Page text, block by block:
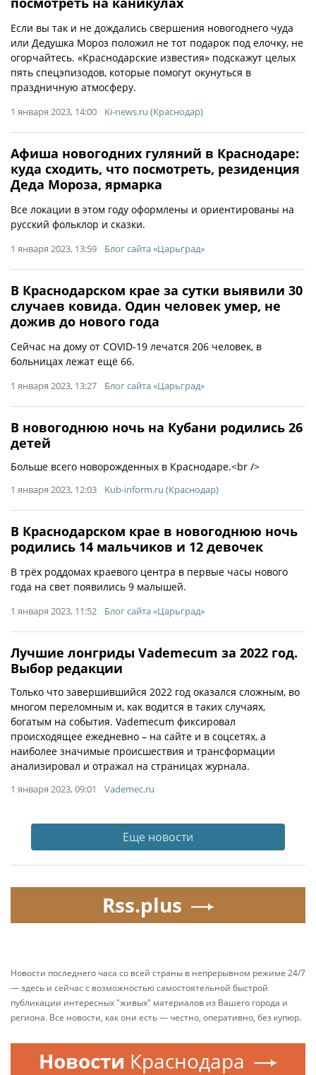
Если вы так и не дождались свершения новогоднего чуда
или Дедушка Мороз положил не тот подарок под елочку, не
огорчайтесь. «Краснодарские известия» подскажут целых
пять спецэпизодов, которые помогут окунуться в
праздничную атмосферу.
1 января 2023, 14:00 Ki-news.ru (Краснодар)
Афиша новогодних гуляний в Краснодаре:
куда сходить, что посмотреть, резиденция
Деда Мороза, ярмарка
Все локации в этом году оформлены и ориентированы на
русский фольклор и сказки.
1 января 2023, 13:59 Блог сайта «Царьград»
В Краснодарском крае за сутки выявили 30
случаев ковида. Один человек умер, не
дожив до нового года
Сейчас на дому от COVID-19 лечатся 206 человек, в
больницах лежат ещё 66.
1 января 2023, 13:27 Блог сайта «Царьград»
В новогоднюю ночь на Кубани родились 26
детей
Больше всего новорожденных в Краснодаре.<br />
1 января 2023, 12:03 Kub-inform.ru (Краснодар)
В Краснодарском крае в новогоднюю ночь
родились 14 мальчиков и 12 девочек
В трёх роддомах краевого центра в первые часы нового
года на свет появились 9 малышей.
1 января 2023, 11:52 Блог сайта «Царьград»
Лучшие лонгриды Vademecum за 2022 год.
Выбор редакции
Только что завершившийся 2022 год оказался сложным, во
многом переломным и, как водится в таких случаях,
богатым на события. Vademecum фиксировал
происходящее ежедневно – на сайте и в соцсетях, а
наиболее значимые происшествия и трансформации
анализировал и отражал на страницах журнала.
1 января 2023, 09:01 Vademec.ru
Еще новости
Rss.plus
Новости последнего часа со всей страны в непрерывном режиме 24/7
— здесь и сейчас с возможностью самостоятельной быстрой
публикации интересных "живых" материалов из Вашего города и
региона. Все новости, как они есть — честно, оперативно, без купюр.
Новости Краснодара